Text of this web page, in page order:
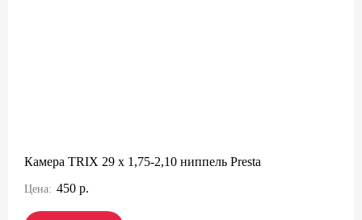
Камера TRIX 29 x 1,75-2,10 ниппель Presta
Цена: 450 р.